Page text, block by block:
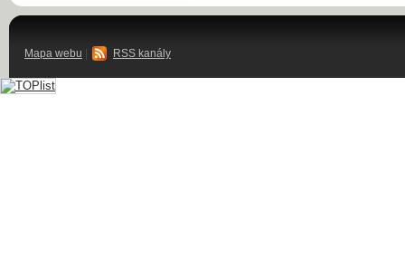
Mapa webu RSS kanály